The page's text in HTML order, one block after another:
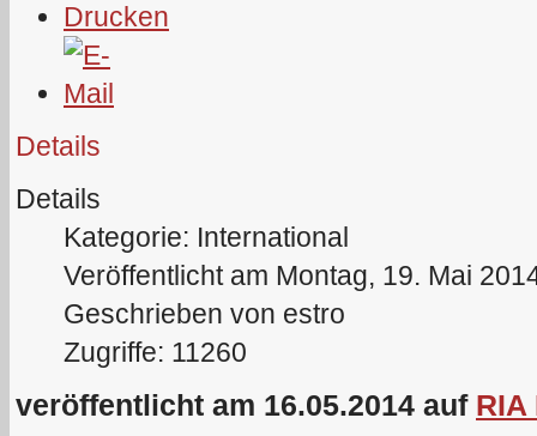
Details
Details
Kategorie: International
Veröffentlicht am Montag, 19. Mai
Geschrieben von estro
Zugriffe: 11260
veröffentlicht am 16.05.2014 auf RIA